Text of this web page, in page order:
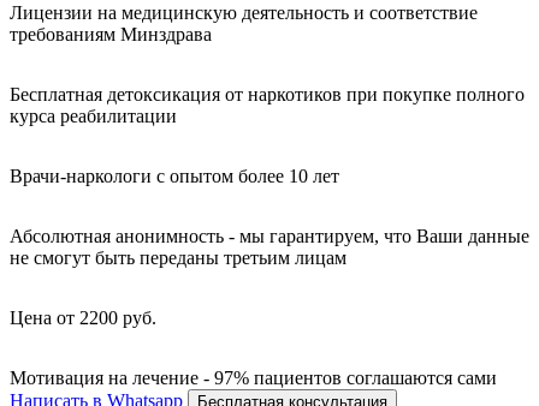
Лицензии на медицинскую деятельность и соответствие
требованиям Минздрава
Бесплатная детоксикация от наркотиков при покупке полного
курса реабилитации
Врачи-наркологи с опытом более 10 лет
Абсолютная анонимность - мы гарантируем, что Ваши данные
не смогут быть переданы третьим лицам
Цена от 2200 руб.
Мотивация на лечение - 97% пациентов соглашаются сами
Написать в Whatsapp
Бесплатная консультация